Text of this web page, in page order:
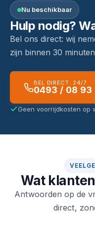
Nu beschikbaar
Hulp nodig?
Bel ons direct: wij
zijn binnen 30
BEL DIRECT: 24/7
0493 / 08 93
Geen voorrijdkosten op
Wat
Antwoorden op de
direct,